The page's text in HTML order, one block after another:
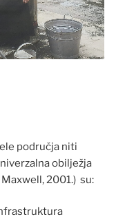
područja niti
obilježja
2001.) su: